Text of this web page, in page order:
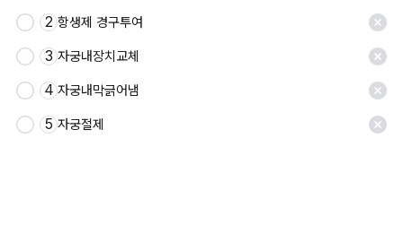
2 항생제 경구투여
3 자궁내장치교체
4 자궁내막긁어냄
5 자궁절제